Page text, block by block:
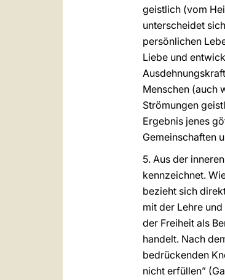
geistlich (vom
unterscheidet
persönlichen
Liebe und
Menschen (auch
Strömungen
Ergebnis jenes
Gemeinschaften
5. Aus der
kennzeichnet.
bezieht sich
mit der Lehre
der Freiheit als
handelt. Nach
bedrückenden
nicht erfüllen”